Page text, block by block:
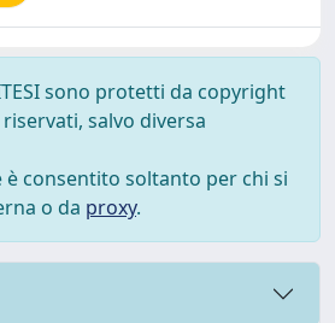
sono protetti da copyright
salvo diversa
consentito soltanto per chi si
o da proxy.